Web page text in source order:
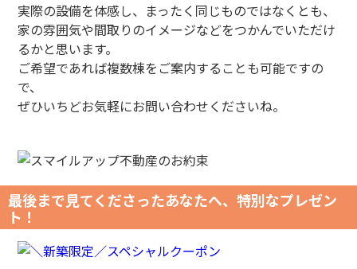
実際の設備を体感し、まったく同じものではなくとも、
家の雰囲気や間取りのイメージなどをつかんでいただけ
るかと思います。
ご希望であれば複数棟をご案内することも可能ですの
で、
ぜひいちどお気軽にお問い合わせくださいね。
最後まで見てくださったあなたへ、特別なプレゼン
ト！